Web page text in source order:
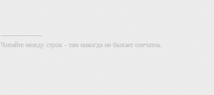
--------------------
Читайте между строк - там никогда не бывает опечаток.